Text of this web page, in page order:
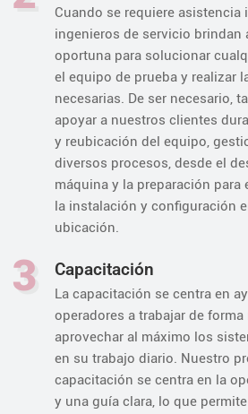
Cuando se requiere asistencia
ingenieros de servicio brindan
oportuna para solucionar
el equipo de prueba y realizar
necesarias. De ser necesario,
apoyar a nuestros clientes
y reubicación del equipo,
diversos procesos, desde el
máquina y la preparación para
la instalación y configuración
ubicación.
3 Capacitación
La capacitación se centra en
operadores a trabajar de
aprovechar al máximo los
en su trabajo diario. Nuestro
capacitación se centra en la
y una guía clara, lo que